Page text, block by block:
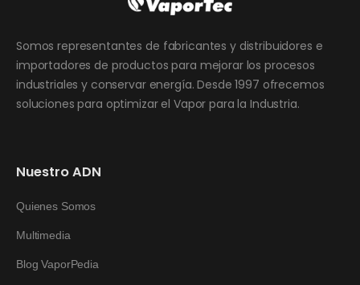
Somos representantes de fabricantes y distribuidores e
importadores de productos para mejorar los procesos
industriales y conservar energía. Desde 1997 ofrecemos
soluciones para optimizar el Vapor para la Industria.
Nuestro ADN
Quienes Somos
Multimedia
Blog VaporPedia